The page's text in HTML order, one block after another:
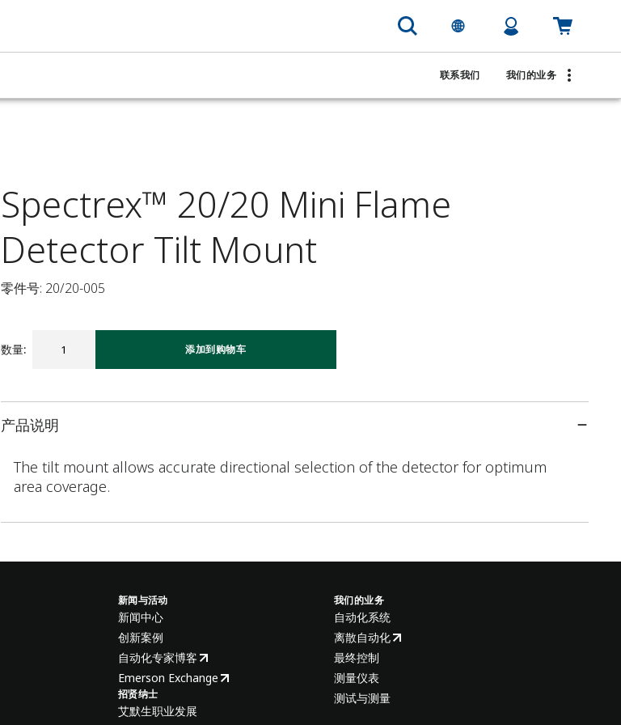
联系我们 我们的业务
Spectrex™ 20/20 Mini Flame
Detector Tilt Mount
零件号: 20/20-005
数量: 添加到购物车
产品说明
The tilt mount allows accurate directional selection of the detector for optimum
area coverage.
新闻与活动
新闻中心
创新案例
自动化专家博客
Emerson Exchange
招贤纳士
艾默生职业发展
我们的业务
自动化系统
离散自动化
最终控制
测量仪表
测试与测量